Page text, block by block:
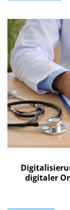
digitaler